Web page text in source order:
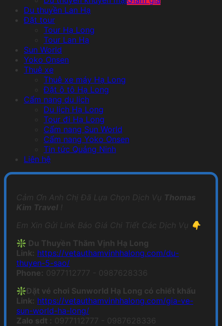
Du thuyền Lan Hạ
Đặt tour
Tour Hạ Long
Tour Lan Hạ
Sun World
Yoko Onsen
Thuê xe
Thuê xe máy Hạ Long
Đặt ô tô Hạ Long
Cẩm nang du lịch
Du lịch Hạ Long
Tour đi Hạ Long
Cẩm nang Sun World
Cẩm nang Yoko Onsen
Tin tức Quảng Ninh
Liên hệ
Cảm Ơn Anh Chị Đã Lựa Chọn Dịch Vụ Thomas
Kim Travel !
Em Xin Gửi Link Báo Giá Chi Tiết Các Dịch Vụ 👇
❇️ Du Thuyền Thăm Vịnh Hạ Long
Link: https://vetauthamvinhhalong.com/du-
thuyen-5-sao/
Phone: 0977112777 - 0987628336
❇️Đặt vé chơi Sunworld Hạ Long có chiết khấu
Link: https://vetauthamvinhhalong.com/gia-ve-
sun-world-ha-long/
Zalo sdt : 0977112777 - 0987628336